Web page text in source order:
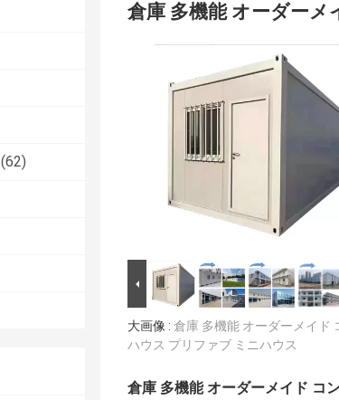
(62)
倉庫 多機能 オーダー
大画像 : 倉庫 多機能 オーダーメイド
ハウス プリファブ ミニハウス
倉庫 多機能 オーダーメイド コ